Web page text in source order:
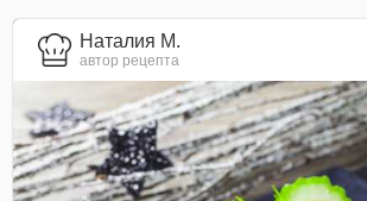
Наталия М.
автор рецепта